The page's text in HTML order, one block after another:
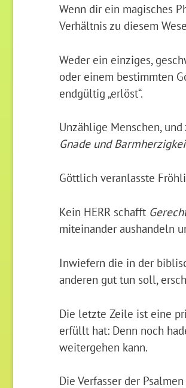
Wenn dir ein magisches
Verhältnis zu diesem
Weder ein einziges,
oder einem bestimmten
endgültig „erlöst“.
Unzählige Menschen,
Gnade und
Göttlich veranlasste
Kein HERR schafft
miteinander aushandeln
Inwiefern die in der
anderen gut tun soll,
Die letzte Zeile ist eine
erfüllt hat: Denn noch
weitergehen kann.
Die Verfasser der